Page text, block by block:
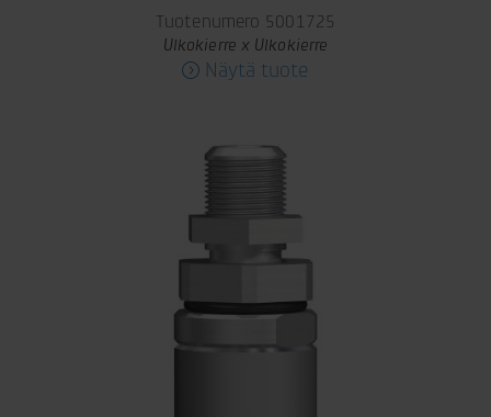
Tuotenumero 5001725
Ulkokierre x Ulkokierre
Näytä tuote